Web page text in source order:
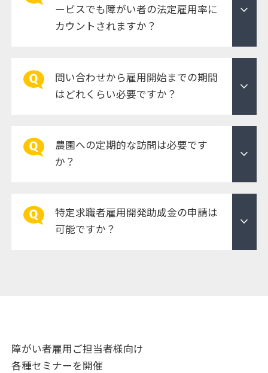
ービスでも障がい者の法定雇用率に
カウントされますか？
expand_more
問い合わせから雇用開始までの期間
はどれくらい必要ですか？
expand_more
農園への定期的な訪問は必要です
か？
expand_more
特定求職者雇用開発助成金の申請は
可能ですか？
expand_more
障がい者雇用ご担当者様向け
各種セミナーを開催